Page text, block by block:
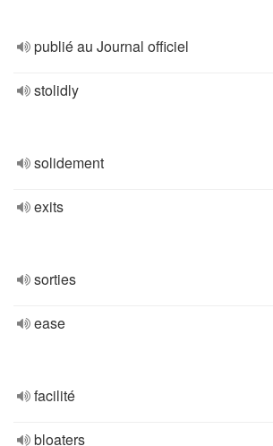
publié au Journal officiel
stolidly
solidement
exits
sorties
ease
facilité
bloaters